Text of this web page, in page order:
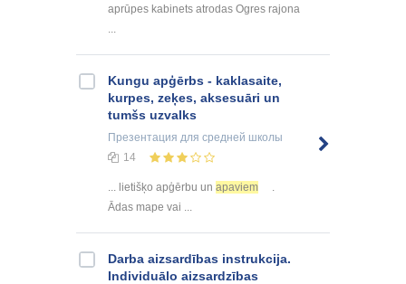
aprūpes kabinets atrodas Ogres rajona
...
Kungu apģērbs - kaklasaite,
kurpes, zeķes, aksesuāri un
tumšs uzvalks
Презентация для средней школы
14
... lietišķo apģērbu un apaviem
.
Ādas mape vai ...
Darba aizsardības instrukcija.
Individuālo aizsardzības